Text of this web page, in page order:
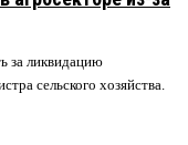
за ликвидацию
сельского хозяйства.